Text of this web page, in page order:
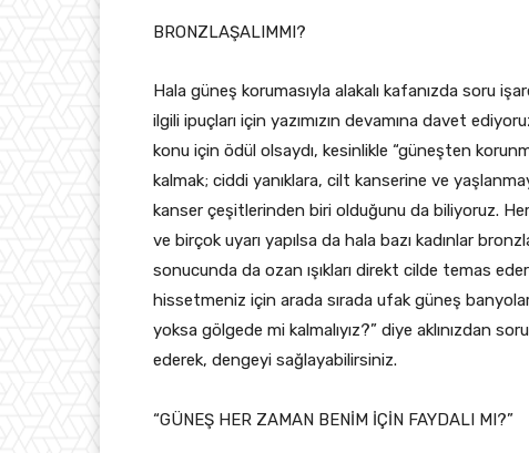
BRONZLAŞALIMMI?
Hala güneş korumasıyla alakalı kafanızda soru
ilgili ipuçları için yazımızın devamına davet
konu için ödül olsaydı, kesinlikle “güneşten
kalmak; ciddi yanıklara, cilt kanserine ve
kanser çeşitlerinden biri olduğunu da biliyoruz.
ve birçok uyarı yapılsa da hala bazı kadınlar
sonucunda da ozan ışıkları direkt cilde temas
hissetmeniz için arada sırada ufak güneş
yoksa gölgede mi kalmalıyız?” diye aklınızdan
ederek, dengeyi sağlayabilirsiniz.
“GÜNEŞ HER ZAMAN BENİM İÇİN FAYDALI MI?”